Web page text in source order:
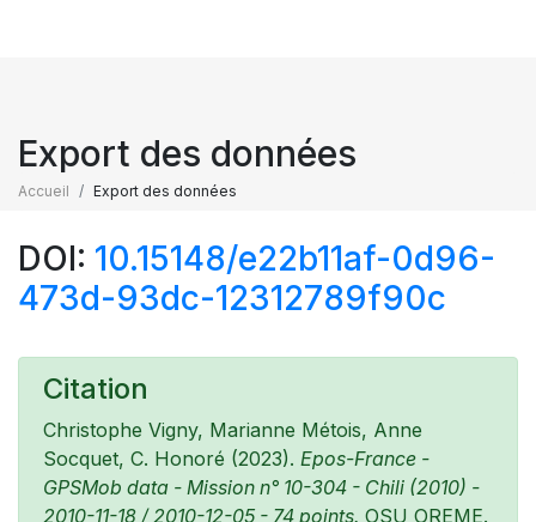
Export des données
Accueil Export des données
DOI: 10.15148/e22b11af-0d96-
473d-93dc-12312789f90c
Citation
Christophe Vigny, Marianne Métois, Anne
Socquet, C. Honoré (2023). Epos-France -
GPSMob data - Mission n° 10-304 - Chili (2010) -
2010-11-18 / 2010-12-05 - 74 points. OSU OREME.